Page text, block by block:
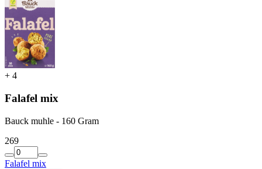
+ 4
Falafel mix
Bauck muhle - 160 Gram
269
Falafel mix